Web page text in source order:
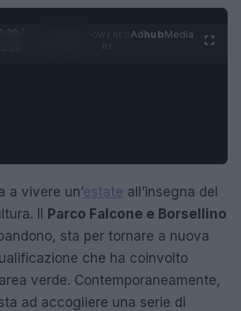
0:29 /
AdhubMedia
a vivere un’estate all’insegna del
Il
Parco Falcone e Borsellino
sta per tornare a nuova
che ha coinvolto
verde. Contemporaneamente,
ad accogliere una serie di